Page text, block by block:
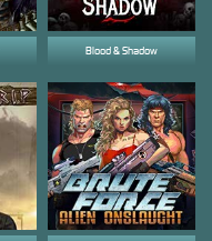
Blood & Shadow